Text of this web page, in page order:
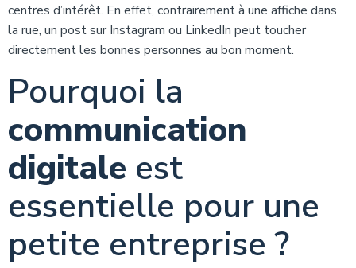
centres d’intérêt. En effet, contrairement à une affiche dans
la rue, un post sur Instagram ou LinkedIn peut toucher
directement les bonnes personnes au bon moment.
Pourquoi la
communication
digitale est
essentielle pour une
petite entreprise ?